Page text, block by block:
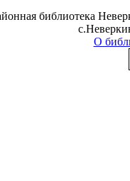
библиотека
О